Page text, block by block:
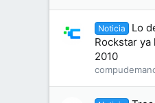
Noticia
Lo
Rockstar
2010